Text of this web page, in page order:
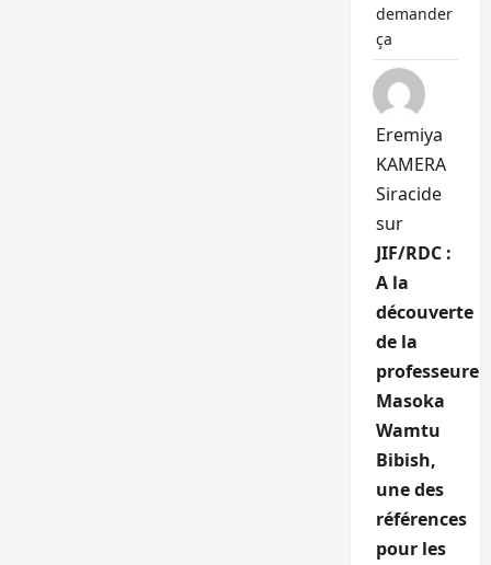
demander
ça
Eremiya
KAMERA
Siracide
sur
JIF/RDC :
A la
découverte
de la
professeure
Masoka
Wamtu
Bibish,
une des
références
pour les